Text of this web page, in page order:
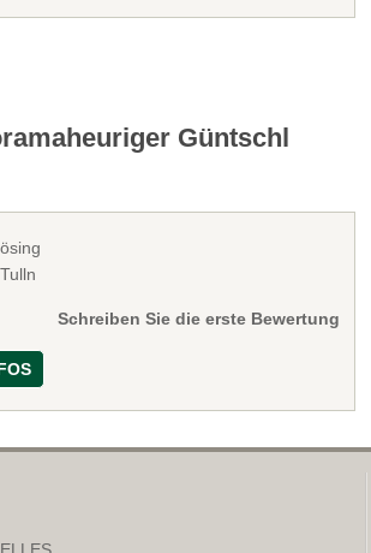
Güntschl
Schreiben Sie die erste Bewertung